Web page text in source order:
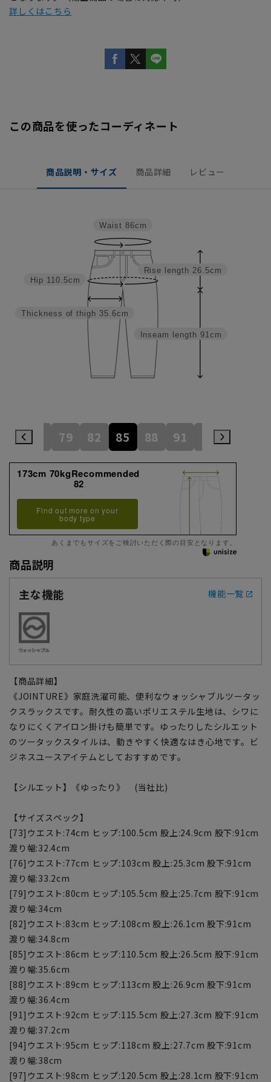
詳しくはこちら
この商品を使ったコーディネート
商品説明・サイズ 商品詳細 レビュー
Inseam length 91cm
Rise length 26.5cm
Thickness of thigh 35.6cm
Hip 110.5cm
Waist 86cm
76 79 82 85 88 91 94
173cm 70kgRecommended
82
Find out more on your
body type
あくまでもサイズをご検討いただく際の目安となります。
商品説明
主な機能
機能一覧
【商品詳細】
《JOINTURE》家庭洗濯可能、便利なウォッシャブルツータッ
クスラックスです。耐久性の高いポリエステル生地は、シワに
なりにくくアイロン掛けも簡単です。ゆったりしたシルエット
のツータックスタイルは、動きやすく快適なはき心地です。ビ
ジネスユースアイテムとしておすすめです。
【シルエット】《ゆったり》 (当社比)
【サイズスペック】
[73]ウエスト:74cm ヒップ:100.5cm 股上:24.9cm 股下:91cm
渡り幅:32.4cm
[76]ウエスト:77cm ヒップ:103cm 股上:25.3cm 股下:91cm
渡り幅:33.2cm
[79]ウエスト:80cm ヒップ:105.5cm 股上:25.7cm 股下:91cm
渡り幅:34cm
[82]ウエスト:83cm ヒップ:108cm 股上:26.1cm 股下:91cm
渡り幅:34.8cm
[85]ウエスト:86cm ヒップ:110.5cm 股上:26.5cm 股下:91cm
渡り幅:35.6cm
[88]ウエスト:89cm ヒップ:113cm 股上:26.9cm 股下:91cm
渡り幅:36.4cm
[91]ウエスト:92cm ヒップ:115.5cm 股上:27.3cm 股下:91cm
渡り幅:37.2cm
[94]ウエスト:95cm ヒップ:118cm 股上:27.7cm 股下:91cm
渡り幅:38cm
[97]ウエスト:98cm ヒップ:120.5cm 股上:28.1cm 股下:91cm